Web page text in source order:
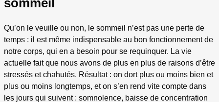
sommeil
Qu’on le veuille ou non, le sommeil n’est pas une perte de
temps : il est même indispensable au bon fonctionnement de
notre corps, qui en a besoin pour se requinquer. La vie
actuelle fait que nous avons de plus en plus de raisons d’être
stressés et chahutés. Résultat : on dort plus ou moins bien et
plus ou moins longtemps, et on s’en rend vite compte dans
les jours qui suivent : somnolence, baisse de concentration